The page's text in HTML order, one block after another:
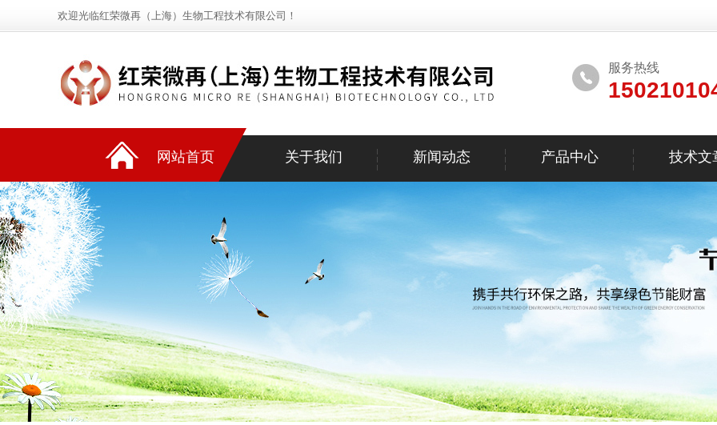
欢迎光临红荣微再（上海）生物工程技术有限公司！
服务热线
网站首页 关于我们 新闻动态 产品中心 技术文